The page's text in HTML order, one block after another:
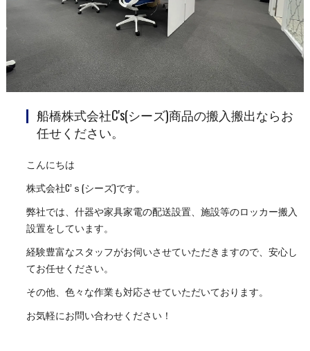
船橋株式会社C's(シーズ)商品の搬入搬出ならお
任せください。
こんにちは
株式会社C’ｓ(シーズ)です。
弊社では、什器や家具家電の配送設置、施設等のロッカー搬入
設置をしています。
経験豊富なスタッフがお伺いさせていただきますので、安心し
てお任せください。
その他、色々な作業も対応させていただいております。
お気軽にお問い合わせください！